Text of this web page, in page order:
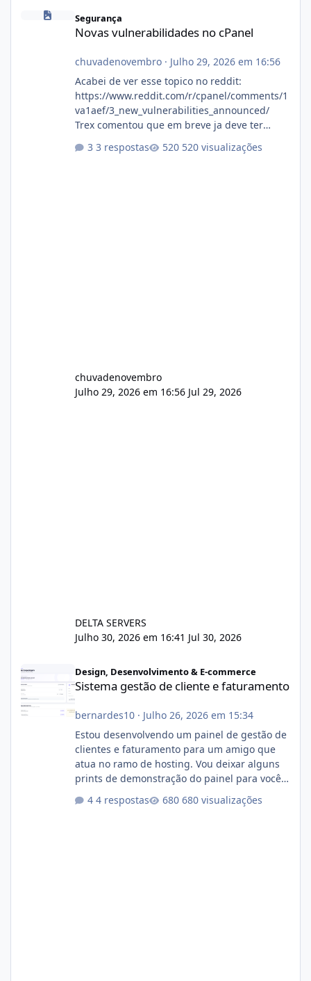
Novas vulnerabilidades no cPanel
Segurança
Novas vulnerabilidades no cPanel
chuvadenovembro· Julho 29, 2026 em 16:56
Acabei de ver esse topico no reddit:
https://www.reddit.com/r/cpanel/comments/1
va1aef/3_new_vulnerabilities_announced/
Trex comentou que em breve ja deve ter
3 respostas 520 visualizações
chuvadenovembro
Julho 29, 2026 em 16:56 Jul 29, 2026
DELTA SERVERS
Julho 30, 2026 em 16:41 Jul 30, 2026
Design, Desenvolvimento & E-commerce
Sistema gestão de cliente e faturamento
bernardes10· Julho 26, 2026 em 15:34
Estou desenvolvendo um painel de gestão de
clientes e faturamento para um amigo que
atua no ramo de hosting. Vou deixar alguns
prints de demonstração do painel para vocês
com cerca de 80% concluído e conta com
4 respostas 680 visualizações